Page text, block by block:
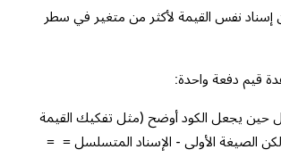
إسناد نفس القيمة لأكثر من متغير في سطر
قيم دفعة واحدة:
حين يجعل الكود أوضح (مثل تفكيك القيمة
الصيغة الأولى - الإسناد المتسلسل = =